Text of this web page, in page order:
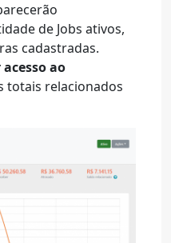
de Jobs ativos,
cadastradas.
ao
totais relacionados